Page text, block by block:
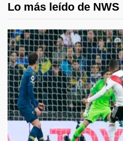
Lo más leído de NWS